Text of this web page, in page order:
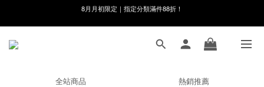
8月月初限定｜指定分類滿件88折！
線在，好事發生｜祈願新品 第2件享9折
🌸新會員限定🌸註冊送$100購物金
全站商品 熱銷推薦